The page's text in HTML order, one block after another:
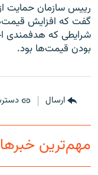
زبان‌های دیگر
رييس سازمان حمايت
گفت که افزايش
شرايطی که هدفمندی
بودن قيمت‌ها بود.
ارسال
مهم‌ترین